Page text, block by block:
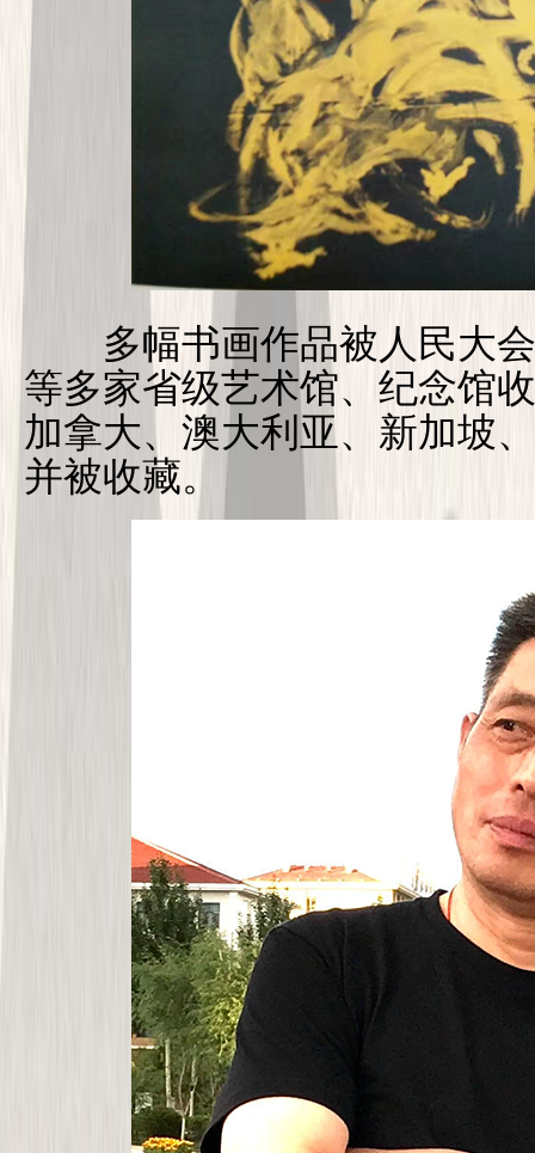
多幅书画作品被人民大会
等多家省级艺术馆、纪念馆
加拿大、澳大利亚、新加坡
并被收藏。